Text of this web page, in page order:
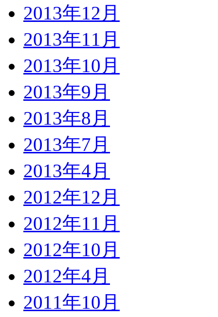
2013年12月
2013年11月
2013年10月
2013年9月
2013年8月
2013年7月
2013年4月
2012年12月
2012年11月
2012年10月
2012年4月
2011年10月